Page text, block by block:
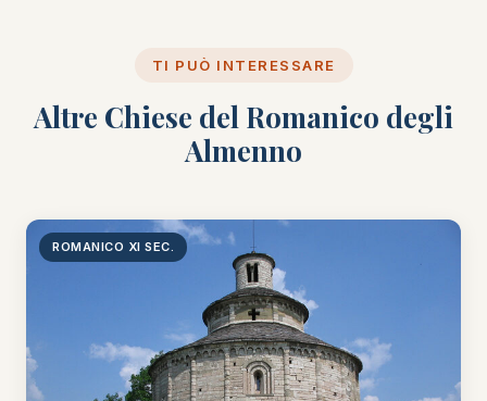
TI PUÒ INTERESSARE
Altre Chiese del Romanico degli
Almenno
ROMANICO XI SEC.